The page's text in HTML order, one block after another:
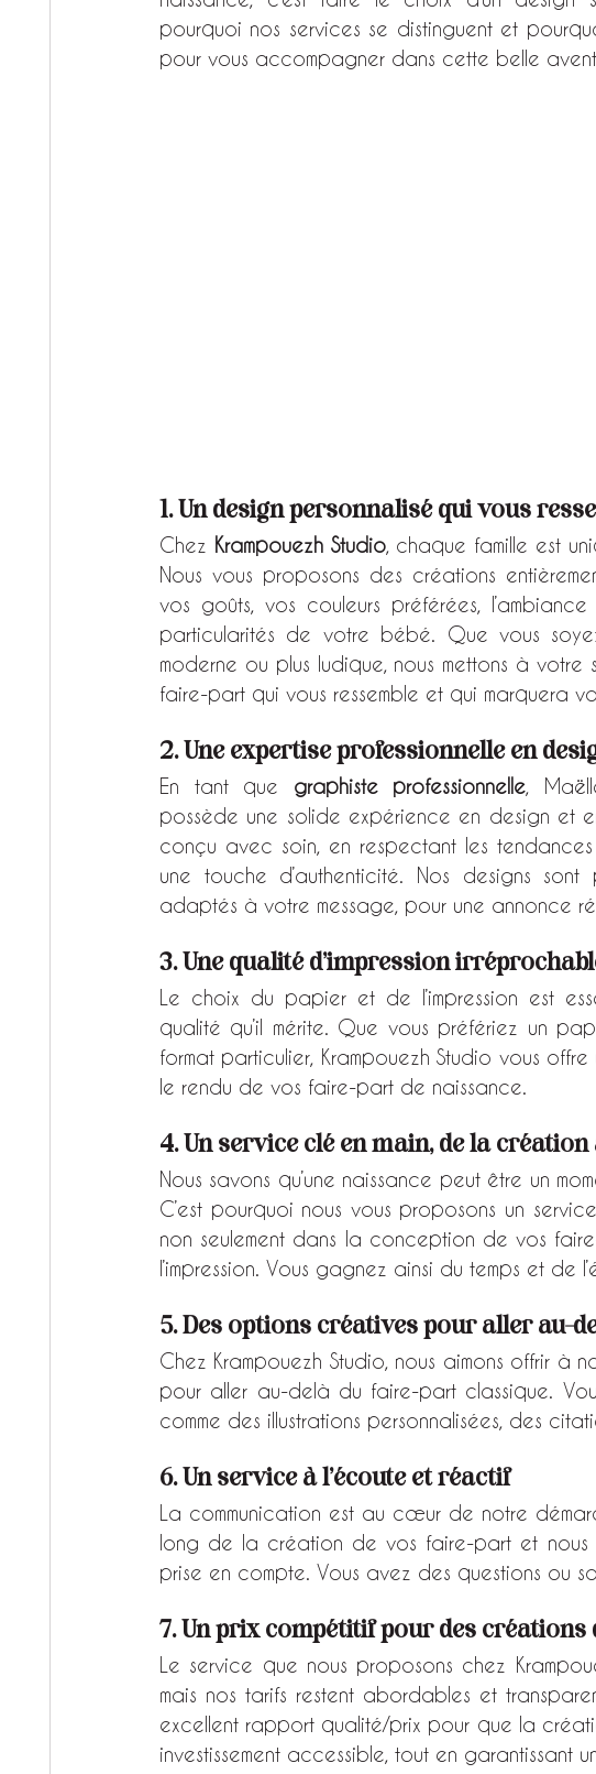
pourquoi nos services se distinguent et
pour vous accompagner dans cette belle
1. Un design personnalisé qui vous
Chez Krampouezh Studio, chaque famille est
Nous vous proposons des créations
vos goûts, vos couleurs préférées,
particularités de votre bébé. Que vous
moderne ou plus ludique, nous mettons à
faire-part qui vous ressemble et qui marquera
2. Une expertise professionnelle en
En tant que graphiste professionnelle,
possède une solide expérience en design et
conçu avec soin, en respectant les
une touche d’authenticité. Nos designs
adaptés à votre message, pour une annonce
3. Une qualité d’impression
Le choix du papier et de l’impression est
qualité qu’il mérite. Que vous préfériez un
format particulier, Krampouezh Studio vous
le rendu de vos faire-part de naissance.
4. Un service clé en main, de la création
Nous savons qu’une naissance peut être un
C’est pourquoi nous vous proposons un
non seulement dans la conception de vos
l’impression. Vous gagnez ainsi du temps et de
5. Des options créatives pour aller au-
Chez Krampouezh Studio, nous aimons offrir à
pour aller au-delà du faire-part classique.
comme des illustrations personnalisées, des
6. Un service à l’écoute et réactif
La communication est au cœur de notre
long de la création de vos faire-part et
prise en compte. Vous avez des questions ou
7. Un prix compétitif pour des créations
Le service que nous proposons chez
mais nos tarifs restent abordables et
excellent rapport qualité/prix pour que la
investissement accessible, tout en garantissant